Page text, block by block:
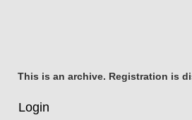
This is an archive. Registration is
Login